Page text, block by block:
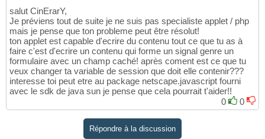
salut CinErarY,
Je préviens tout de suite je ne suis pas specialiste applet / php
mais je pense que ton probleme peut être résolut!
ton applet est capable d'ecrire du contenu tout ce que tu as à
faire c'est d'ecrire un contenu qui forme un signal genre un
formulaire avec un champ caché! après coment est ce que tu
veux changer ta variable de session que doit elle contenir???
interesse toi peut etre au package netscape.javascript fourni
avec le sdk de java sun je pense que cela pourrait t'aider!!
0
0
Répondre à la discussion